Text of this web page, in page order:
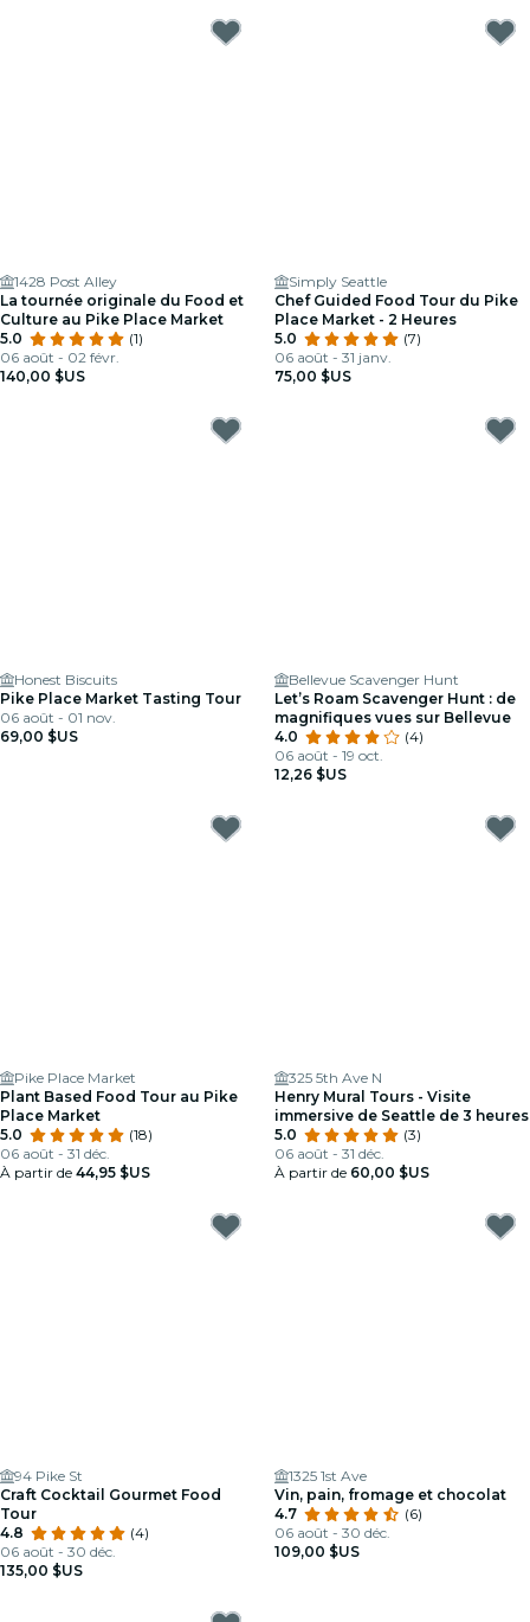
1428 Post Alley
La tournée originale du Food et
Culture au Pike Place Market
5.0
(1)
06 août - 02 févr.
140,00 $US
Simply Seattle
Chef Guided Food Tour du Pike
Place Market - 2 Heures
5.0
(7)
06 août - 31 janv.
75,00 $US
Honest Biscuits
Pike Place Market Tasting Tour
06 août - 01 nov.
69,00 $US
Bellevue Scavenger Hunt
Let’s Roam Scavenger Hunt : de
magnifiques vues sur Bellevue
4.0
(4)
06 août - 19 oct.
12,26 $US
Pike Place Market
Plant Based Food Tour au Pike
Place Market
5.0
(18)
06 août - 31 déc.
À partir de 44,95 $US
325 5th Ave N
Henry Mural Tours - Visite
immersive de Seattle de 3 heures
5.0
(3)
06 août - 31 déc.
À partir de 60,00 $US
94 Pike St
Craft Cocktail Gourmet Food
Tour
4.8
(4)
06 août - 30 déc.
135,00 $US
1325 1st Ave
Vin, pain, fromage et chocolat
4.7
(6)
06 août - 30 déc.
109,00 $US